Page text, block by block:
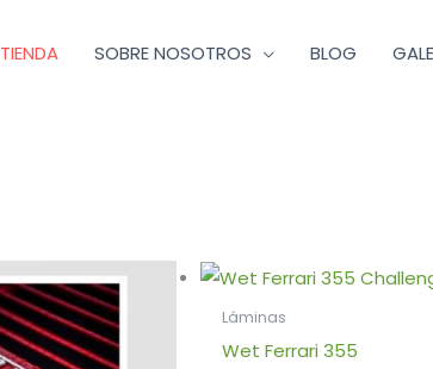
TIENDA SOBRE NOSOTROS BLOG
Láminas
Wet Ferrari 355